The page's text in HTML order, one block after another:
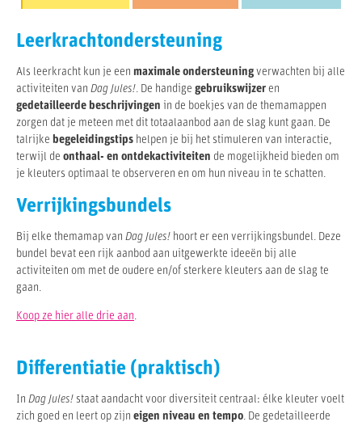
Leerkrachtondersteuning
Als leerkracht kun je een maximale ondersteuning verwachten bij alle
activiteiten van Dag Jules!. De handige gebruikswijzer en
gedetailleerde beschrijvingen in de boekjes van de themamappen
zorgen dat je meteen met dit totaalaanbod aan de slag kunt gaan. De
talrijke begeleidingstips helpen je bij het stimuleren van interactie,
terwijl de onthaal- en ontdekactiviteiten de mogelijkheid bieden om
je kleuters optimaal te observeren en om hun niveau in te schatten.
Verrijkingsbundels
Bij elke themamap van Dag Jules! hoort er een verrijkingsbundel. Deze
bundel bevat een rijk aanbod aan uitgewerkte ideeën bij alle
activiteiten om met de oudere en/of sterkere kleuters aan de slag te
gaan.
Koop ze hier alle drie aan.
Differentiatie (praktisch)
In Dag Jules! staat aandacht voor diversiteit centraal: élke kleuter voelt
zich goed en leert op zijn eigen niveau en tempo. De gedetailleerde